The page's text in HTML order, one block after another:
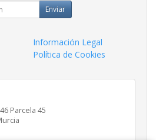
Enviar
Información Legal
Política de Cookies
Parcela 45